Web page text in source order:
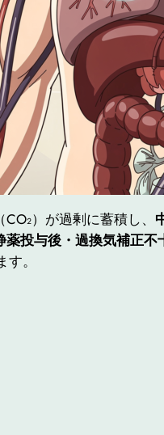
）が過剰に蓄積し、
薬投与後・過換気補正不
。